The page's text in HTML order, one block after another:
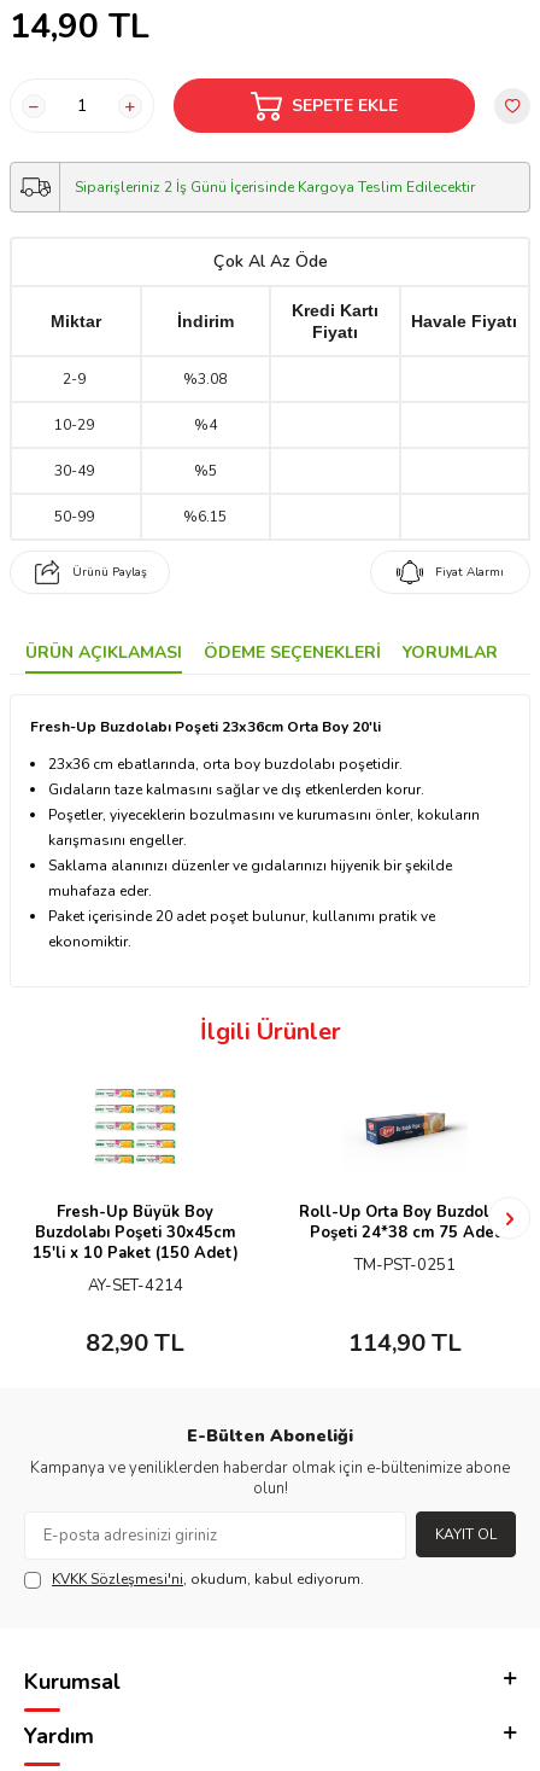
14,90 TL
SEPETE EKLE
Siparişleriniz 2 İş Günü İçerisinde Kargoya Teslim Edilecektir
Çok Al Az Öde
Miktar İndirim
Kredi Kartı
Fiyatı
Havale Fiyatı
2-9 %3.08
10-29 %4
30-49 %5
50-99 %6.15
Ürünü Paylaş Fiyat Alarmı
ÜRÜN AÇIKLAMASI ÖDEME SEÇENEKLERI YORUMLAR
Fresh-Up Buzdolabı Poşeti 23x36cm Orta Boy 20'li
23x36 cm ebatlarında, orta boy buzdolabı poşetidir.
Gıdaların taze kalmasını sağlar ve dış etkenlerden korur.
Poşetler, yiyeceklerin bozulmasını ve kurumasını önler, kokuların
karışmasını engeller.
Saklama alanınızı düzenler ve gıdalarınızı hijyenik bir şekilde
muhafaza eder.
Paket içerisinde 20 adet poşet bulunur, kullanımı pratik ve
ekonomiktir.
İlgili Ürünler
Fresh-Up Büyük Boy
Buzdolabı Poşeti 30x45cm
15'li x 10 Paket (150 Adet)
AY-SET-4214
82,90TL
Roll-Up Orta Boy Buzdolabı
Poşeti 24*38 cm 75 Adet
TM-PST-0251
114,90TL
E-Bülten Aboneliği
Kampanya ve yeniliklerden haberdar olmak için e-bültenimize abone
olun!
KAYIT OL
KVKK Sözleşmesi'ni, okudum, kabul ediyorum.
Kurumsal
Yardım